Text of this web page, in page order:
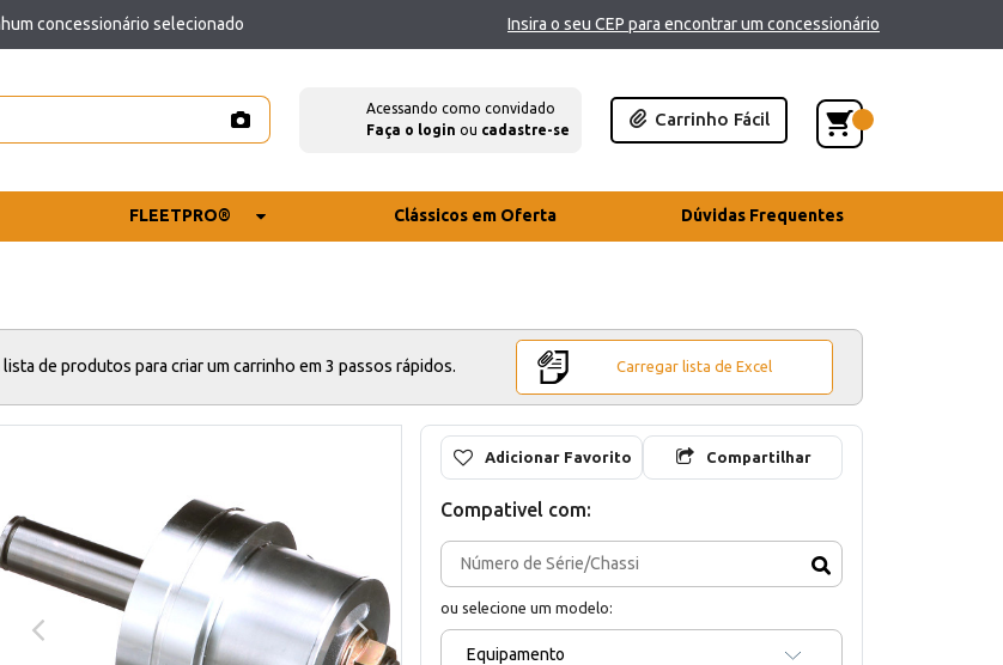
concessionário selecionado Insira o seu CEP para encontrar um concessionário
Acessando como convidado
Faça o login ou cadastre-se
Carrinho Fácil
FLEETPRO® Clássicos em Oferta Dúvidas Frequentes
lista de produtos para criar um carrinho em 3 passos rápidos. Carregar lista de Excel
Adicionar Favorito Compartilhar
Compativel com:
ou selecione um modelo:
Equipamento